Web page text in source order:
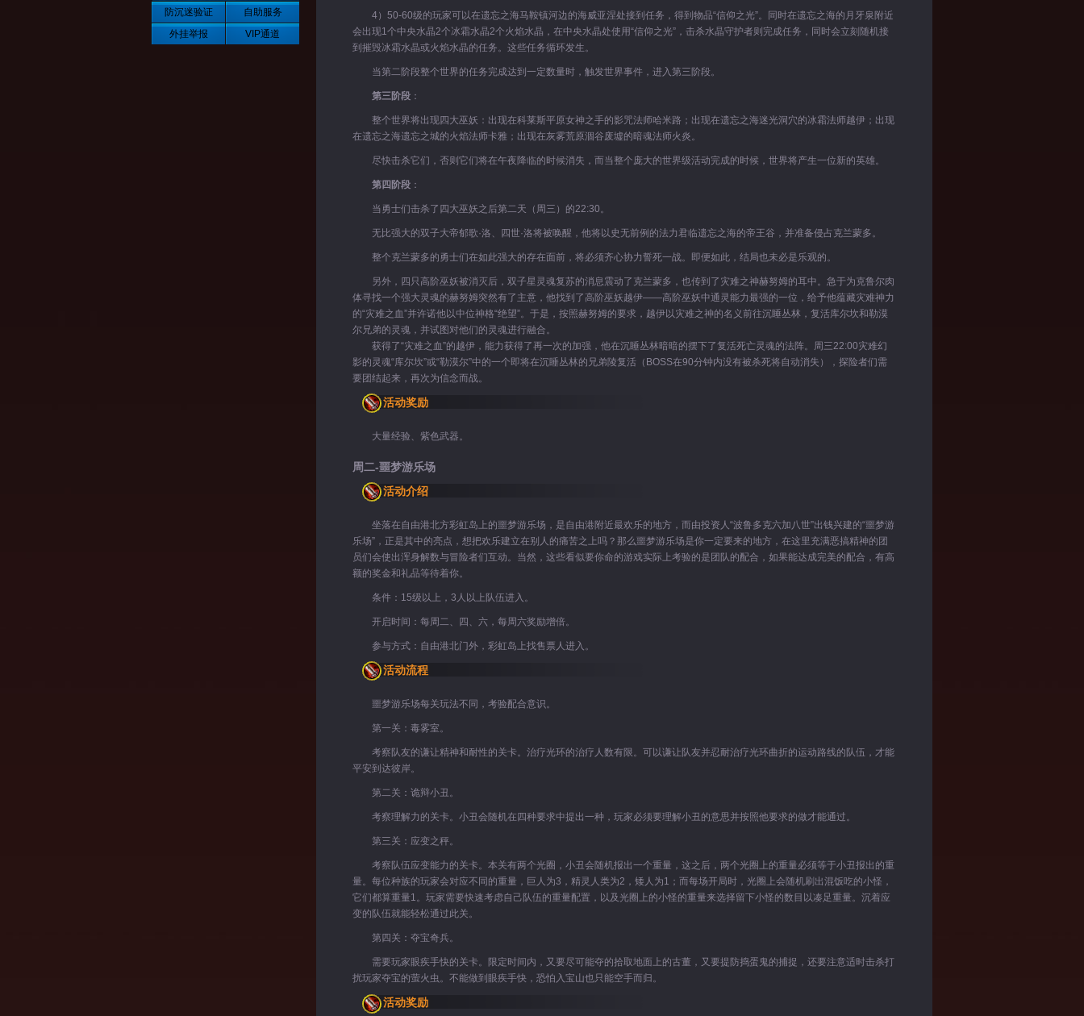
防沉迷验证
自助服务
外挂举报
VIP通道
4）50-60级的玩家可以在遗忘之海马鞍镇河边的海威亚涅处接到任务，得到物品“信仰之光”。同时在遗忘之海的月牙泉附近
会出现1个中央水晶2个冰霜水晶2个火焰水晶，在中央水晶处使用“信仰之光”，击杀水晶守护者则完成任务，同时会立刻随机接
到摧毁冰霜水晶或火焰水晶的任务。这些任务循环发生。
当第二阶段整个世界的任务完成达到一定数量时，触发世界事件，进入第三阶段。
第三阶段 ：
整个世界将出现四大巫妖：出现在科莱斯平原女神之手的影咒法师哈米路；出现在遗忘之海迷光洞穴的冰霜法师越伊；出现
在遗忘之海遗忘之城的火焰法师卡雅；出现在灰雾荒原涸谷废墟的暗魂法师火炎。
尽快击杀它们，否则它们将在午夜降临的时候消失，而当整个庞大的世界级活动完成的时候，世界将产生一位新的英雄。
第四阶段 ：
当勇士们击杀了四大巫妖之后第二天（周三）的22:30。
无比强大的双子大帝郁歌·洛、四世·洛将被唤醒，他将以史无前例的法力君临遗忘之海的帝王谷，并准备侵占克兰蒙多。
整个克兰蒙多的勇士们在如此强大的存在面前，将必须齐心协力誓死一战。即便如此，结局也未必是乐观的。
另外，四只高阶巫妖被消灭后，双子星灵魂复苏的消息震动了克兰蒙多，也传到了灾难之神赫努姆的耳中。急于为克鲁尔肉
体寻找一个强大灵魂的赫努姆突然有了主意，他找到了高阶巫妖越伊——高阶巫妖中通灵能力最强的一位，给予他蕴藏灾难神力
的“灾难之血”并许诺他以中位神格“绝望”。于是，按照赫努姆的要求，越伊以灾难之神的名义前往沉睡丛林，复活库尔坎和勒漠
尔兄弟的灵魂，并试图对他们的灵魂进行融合。
获得了“灾难之血”的越伊，能力获得了再一次的加强，他在沉睡丛林暗暗的摆下了复活死亡灵魂的法阵。周三22:00灾难幻
影的灵魂“库尔坎”或“勒漠尔”中的一个即将在沉睡丛林的兄弟陵复活（BOSS在90分钟内没有被杀死将自动消失），探险者们需
要团结起来，再次为信念而战。
活动奖励
大量经验、紫色武器。
周二-噩梦游乐场
活动介绍
坐落在自由港北方彩虹岛上的噩梦游乐场，是自由港附近最欢乐的地方，而由投资人“波鲁多克六加八世”出钱兴建的“噩梦游
乐场”，正是其中的亮点，想把欢乐建立在别人的痛苦之上吗？那么噩梦游乐场是你一定要来的地方，在这里充满恶搞精神的团
员们会使出浑身解数与冒险者们互动。当然，这些看似要你命的游戏实际上考验的是团队的配合，如果能达成完美的配合，有高
额的奖金和礼品等待着你。
条件：15级以上，3人以上队伍进入。
开启时间：每周二、四、六，每周六奖励增倍。
参与方式：自由港北门外，彩虹岛上找售票人进入。
活动流程
噩梦游乐场每关玩法不同，考验配合意识。
第一关：毒雾室。
考察队友的谦让精神和耐性的关卡。治疗光环的治疗人数有限。可以谦让队友并忍耐治疗光环曲折的运动路线的队伍，才能
平安到达彼岸。
第二关：诡辩小丑。
考察理解力的关卡。小丑会随机在四种要求中提出一种，玩家必须要理解小丑的意思并按照他要求的做才能通过。
第三关：应变之秤。
考察队伍应变能力的关卡。本关有两个光圈，小丑会随机报出一个重量，这之后，两个光圈上的重量必须等于小丑报出的重
量。每位种族的玩家会对应不同的重量，巨人为3，精灵人类为2，矮人为1；而每场开局时，光圈上会随机刷出混饭吃的小怪，
它们都算重量1。玩家需要快速考虑自己队伍的重量配置，以及光圈上的小怪的重量来选择留下小怪的数目以凑足重量。沉着应
变的队伍就能轻松通过此关。
第四关：夺宝奇兵。
需要玩家眼疾手快的关卡。限定时间内，又要尽可能夺的拾取地面上的古董，又要提防捣蛋鬼的捕捉，还要注意适时击杀打
扰玩家夺宝的萤火虫。不能做到眼疾手快，恐怕入宝山也只能空手而归。
活动奖励